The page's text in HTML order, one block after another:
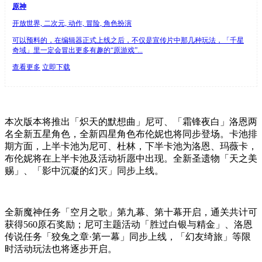
原神
开放世界, 二次元, 动作, 冒险, 角色扮演
可以预料的，在编辑器正式上线之后，不仅是宣传片中那几种玩法，「千星
奇域」里一定会冒出更多有趣的“原游戏”...
查看更多 立即下载
本次版本将推出「炽天的默想曲」尼可、「霜锋夜白」洛恩两
名全新五星角色，全新四星角色布伦妮也将同步登场。卡池排
期方面，上半卡池为尼可、杜林，下半卡池为洛恩、玛薇卡，
布伦妮将在上半卡池及活动祈愿中出现。全新圣遗物「天之美
赐」、「影中沉凝的幻灭」同步上线。
全新魔神任务「空月之歌」第九幕、第十幕开启，通关共计可
获得560原石奖励；尼可主题活动「胜过白银与精金」、洛恩
传说任务「狡兔之章·第一幕」同步上线，「幻友绮旅」等限
时活动玩法也将逐步开启。